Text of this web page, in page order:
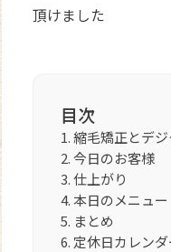
頂けました
目次
縮毛矯正とデ
今日のお客様
仕上がり
本日のメニュー
まとめ
定休日カレン